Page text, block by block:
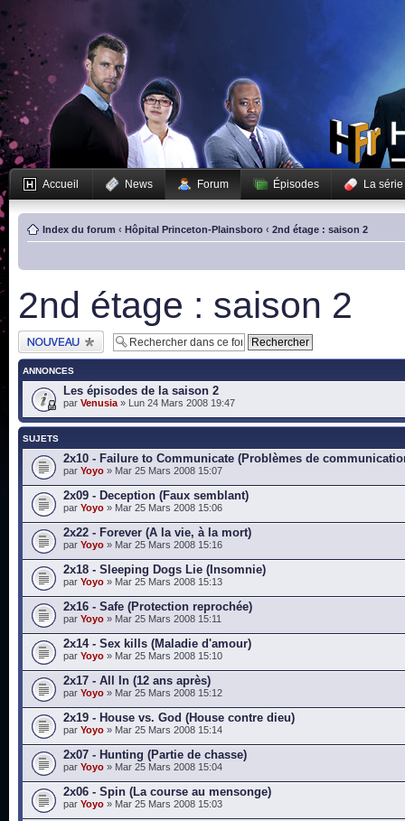
Accueil News Forum Épisodes La série
Index du forum ‹ Hôpital Princeton-Plainsboro ‹ 2nd étage : saison 2
2nd étage : saison 2
Publier un nouveau
sujet
ANNONCES
Les épisodes de la saison 2
par Venusia » Lun 24 Mars 2008 19:47
SUJETS
2x10 - Failure to Communicate (Problèmes de
par Yoyo » Mar 25 Mars 2008 15:07
2x09 - Deception (Faux semblant)
par Yoyo » Mar 25 Mars 2008 15:06
2x22 - Forever (A la vie, à la mort)
par Yoyo » Mar 25 Mars 2008 15:16
2x18 - Sleeping Dogs Lie (Insomnie)
par Yoyo » Mar 25 Mars 2008 15:13
2x16 - Safe (Protection reprochée)
par Yoyo » Mar 25 Mars 2008 15:11
2x14 - Sex kills (Maladie d'amour)
par Yoyo » Mar 25 Mars 2008 15:10
2x17 - All In (12 ans après)
par Yoyo » Mar 25 Mars 2008 15:12
2x19 - House vs. God (House contre dieu)
par Yoyo » Mar 25 Mars 2008 15:14
2x07 - Hunting (Partie de chasse)
par Yoyo » Mar 25 Mars 2008 15:04
2x06 - Spin (La course au mensonge)
par Yoyo » Mar 25 Mars 2008 15:03